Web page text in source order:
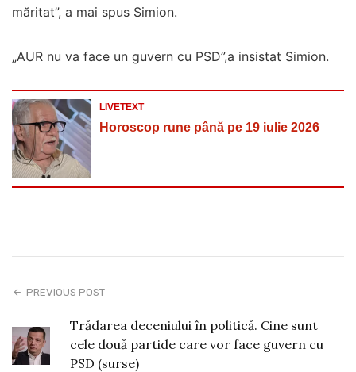
măritat”, a mai spus Simion.
„AUR nu va face un guvern cu PSD”,a insistat Simion.
LIVETEXT
Horoscop rune până pe 19 iulie 2026
PREVIOUS POST
Trădarea deceniului în politică. Cine sunt
cele două partide care vor face guvern cu
PSD (surse)